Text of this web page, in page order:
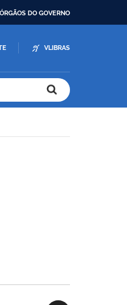
ÓRGÃOS DO GOVERNO
VLIBRAS